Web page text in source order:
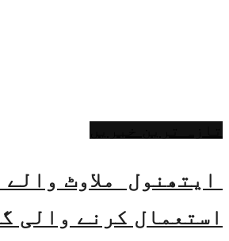
ایتھنول ملاوٹ
استعمال کرنے والی